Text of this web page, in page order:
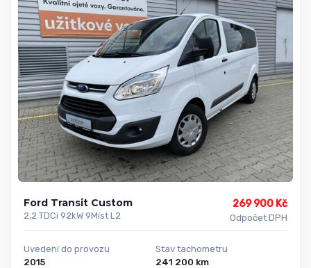
Ford Transit Custom
2,2 TDCi 92kW 9Míst L2
269 900 Kč
Odpočet DPH
Uvedení do provozu
2015
Stav tachometru
241 200 km